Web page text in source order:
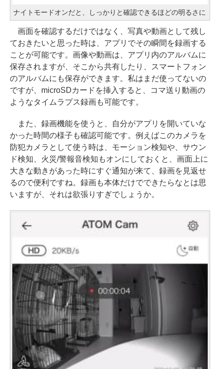
ナイトモードオンだと、しっかりと確認できるほどの明るさに
画面を確認するだけではなく、写真や動画として残し
ておきたいと思った時は、アプリでその瞬間を録画する
ことが可能です。画像や動画は、アプリ内のアルバムに
保存されますが、そこから共有したり、スマートフォン
のアルバムにも保存ができます。私はまだ使ってないの
ですが、microSDカードを挿入すると、コマ送り動画の
ようなタイムラプス録画も可能です。
また、録画機能を使うと、自分がアプリを開いていな
かった時間の様子も確認可能です。例えばこのカメラを
防犯カメラとして使う時は、モーション検知や、サウン
ド検知、火災/警報音検知もオンにしておくと、画面上に
大きな動きがあった時にすぐ通知が来て、録画を見返せ
るので便利ですね。録画も本体だけでできたらなとは思
いますが、それは欲張りすぎでしょうか。